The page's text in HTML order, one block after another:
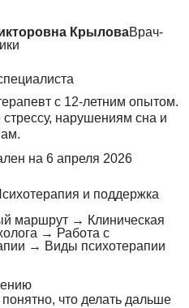
КрыловаВрач-
с 12-летним опытом.
нарушениям сна и
на 6 апреля 2026
и поддержка
маршрут → Клиническая
→ Работа с
→ Виды психотерапии
что делать дальше